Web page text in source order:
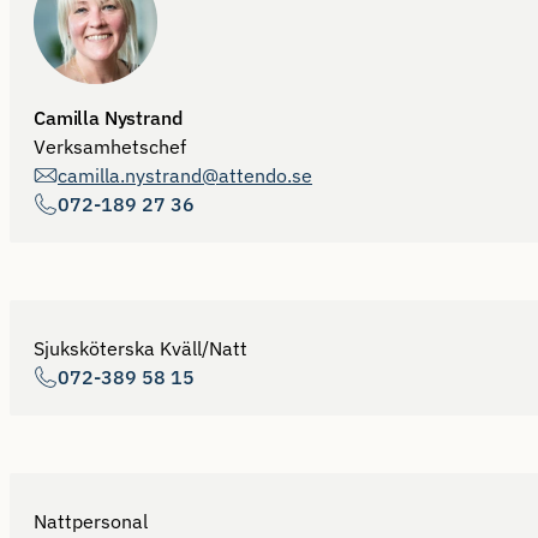
Camilla Nystrand
Verksamhetschef
camilla.nystrand@attendo.se
072-189 27 36
Sjuksköterska Kväll/Natt
072-389 58 15
Nattpersonal